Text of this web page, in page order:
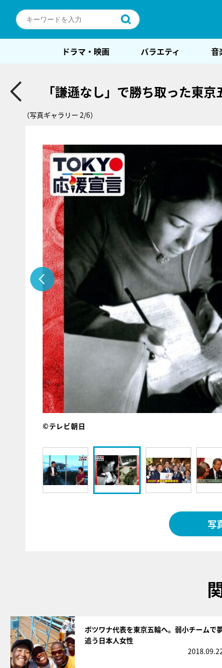
ドラマ・映画 バラエティ 音
「謙遜なし」で勝ち取った東
（写真ギャラリー 2/6）
©テレビ朝日
写
ボツワナ代表を東京五輪へ。弱小チームで
追う日本人女性